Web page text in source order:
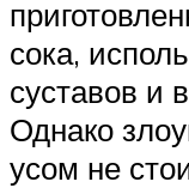
сока,
суставов и
Однако
усом не